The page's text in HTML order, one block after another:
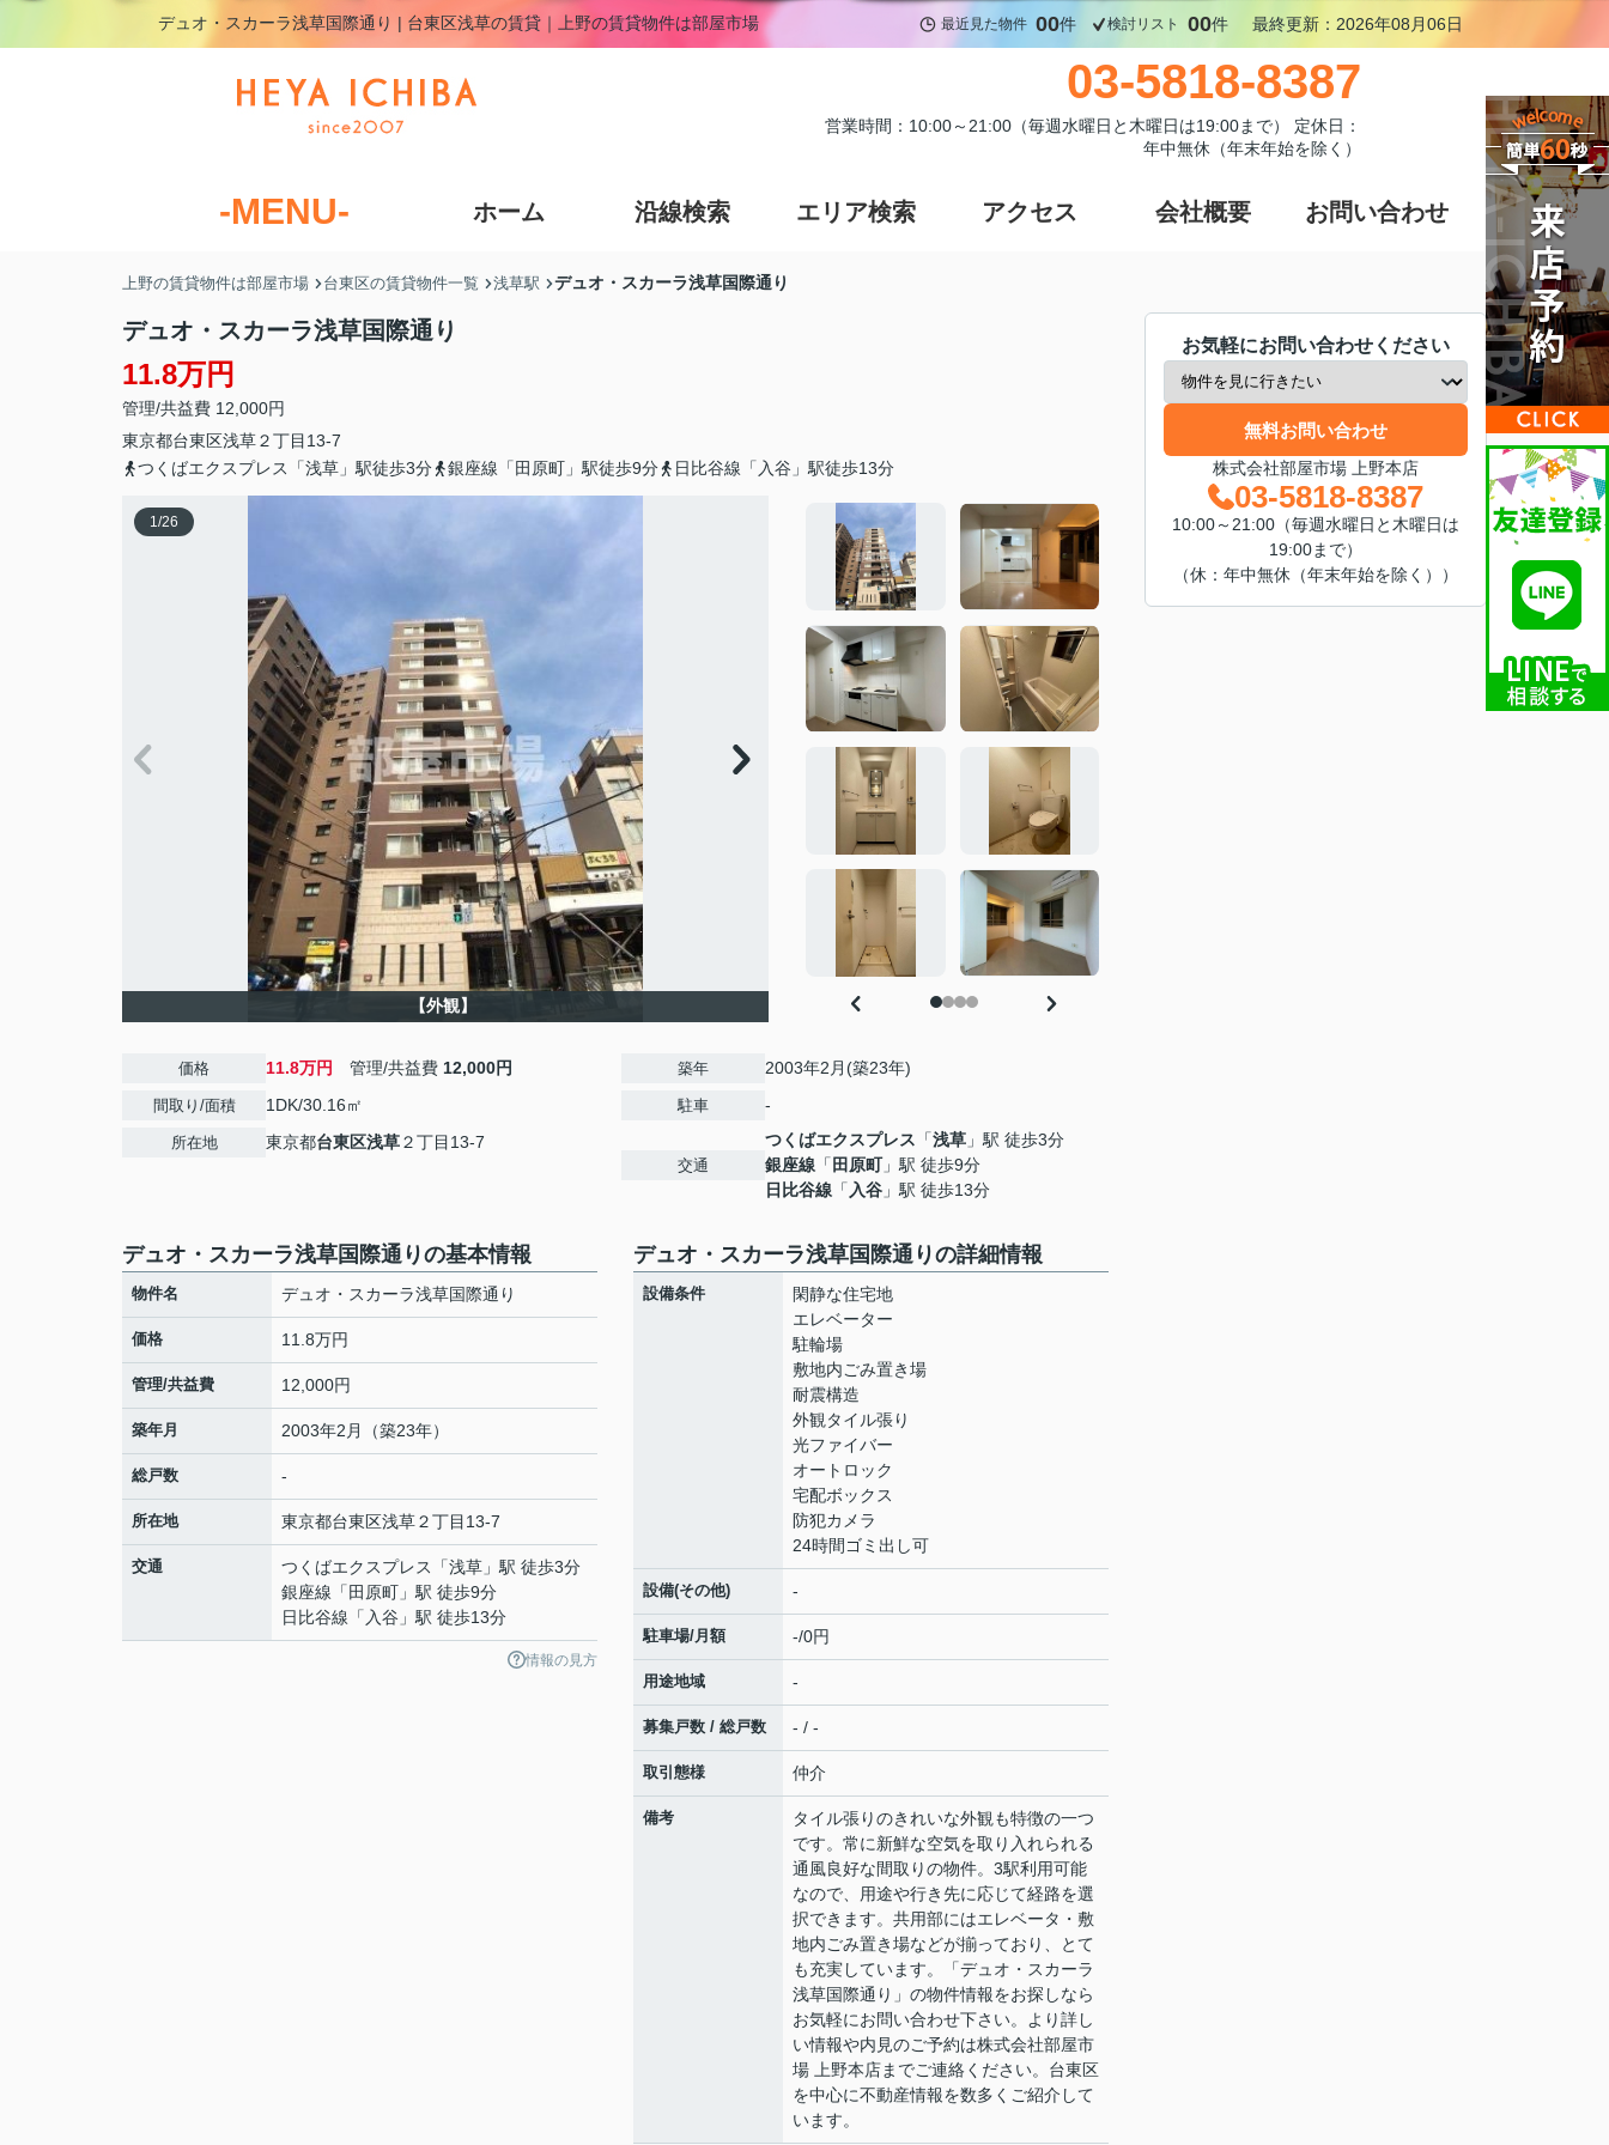
デュオ・スカーラ浅草国際通り | 台東区浅草の賃貸｜上野の賃貸物件は部屋市場 最近見た物件 00件 検討リスト 00件 最終更新：2026年08月06日
03-5818-8387
営業時間：10:00～21:00（毎週水曜日と木曜日は19:00まで） 定休日：
年中無休（年末年始を除く）
-MENU- ホーム 沿線検索 エリア検索 アクセス 会社概要 お問い合わせ
上野の賃貸物件は部屋市場 台東区の賃貸物件一覧 浅草駅 デュオ・スカーラ浅草国際通り
デュオ・スカーラ浅草国際通り
11.8万円
管理/共益費 12,000円
東京都台東区浅草２丁目13-7
つくばエクスプレス「浅草」駅徒歩3分
銀座線「田原町」駅徒歩9分 日比谷線「入谷」駅徒歩13分
1/26
【外観】
価格 11.8万円 管理/共益費 12,000円
間取り/面積 1DK/30.16㎡
所在地 東京都台東区浅草２丁目13-7
築年 2003年2月(築23年)
駐車 -
交通
つくばエクスプレス 「浅草 」駅 徒歩3分
銀座線 「 田原町」駅 徒歩9分
日比谷線 「 入谷 」駅 徒歩13分
デュオ・スカーラ浅草国際通りの基本情報
物件名 デュオ・スカーラ浅草国際通り
価格 11.8万円
管理/共益費 12,000円
築年月 2003年2月（築23年）
総戸数 -
所在地 東京都台東区浅草２丁目13-7
交通 つくばエクスプレス 「浅草 」駅 徒歩3分
銀座線 「 田原町 」駅 徒歩9分
日比谷線 「 入谷 」駅 徒歩13分
情報の見方
デュオ・スカーラ浅草国際通りの詳細情報
設備条件
閑静な住宅地
エレベーター
駐輪場
敷地内ごみ置き場
耐震構造
外観タイル張り
光ファイバー
オートロック
宅配ボックス
防犯カメラ
24時間ゴミ出し可
設備(その他) -
駐車場/月額 -/0円
用途地域 -
募集戸数 / 総戸数 - / -
取引態様 仲介
備考
タイル張りのきれいな外観も特徴の一つ
です。常に新鮮な空気を取り入れられる
通風良好な間取りの物件。3駅利用可能
なので、用途や行き先に応じて経路を選
択できます。共用部にはエレベータ・敷
地内ごみ置き場などが揃っており、とて
も充実しています。「デュオ・スカーラ
浅草国際通り」の物件情報をお探しなら
お気軽にお問い合わせ下さい。より詳し
い情報や内見のご予約は株式会社部屋市
場 上野本店までご連絡ください。台東区
を中心に不動産情報を数多くご紹介して
います。
お気軽にお問い合わせください
無料お問い合わせ
株式会社部屋市場 上野本店
03-5818-8387
10:00～21:00（毎週水曜日と木曜日は
19:00まで）
（休：年中無休（年末年始を除く））